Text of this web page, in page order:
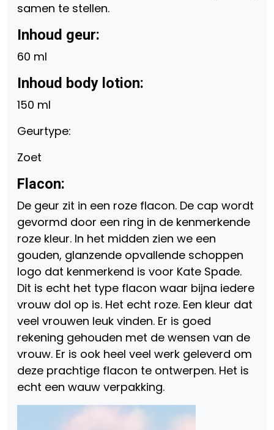
samen te stellen.
Inhoud geur:
60 ml
Inhoud body lotion:
150 ml
Geurtype:
Zoet
Flacon:
De geur zit in een roze flacon. De cap wordt
gevormd door een ring in de kenmerkende
roze kleur. In het midden zien we een
gouden, glanzende opvallende schoppen
logo dat kenmerkend is voor Kate Spade.
Dit is echt het type flacon waar bijna iedere
vrouw dol op is. Het echt roze. Een kleur dat
veel vrouwen leuk vinden. Er is goed
rekening gehouden met de wensen van de
vrouw. Er is ook heel veel werk geleverd om
deze prachtige flacon te ontwerpen. Het is
echt een wauw verpakking.